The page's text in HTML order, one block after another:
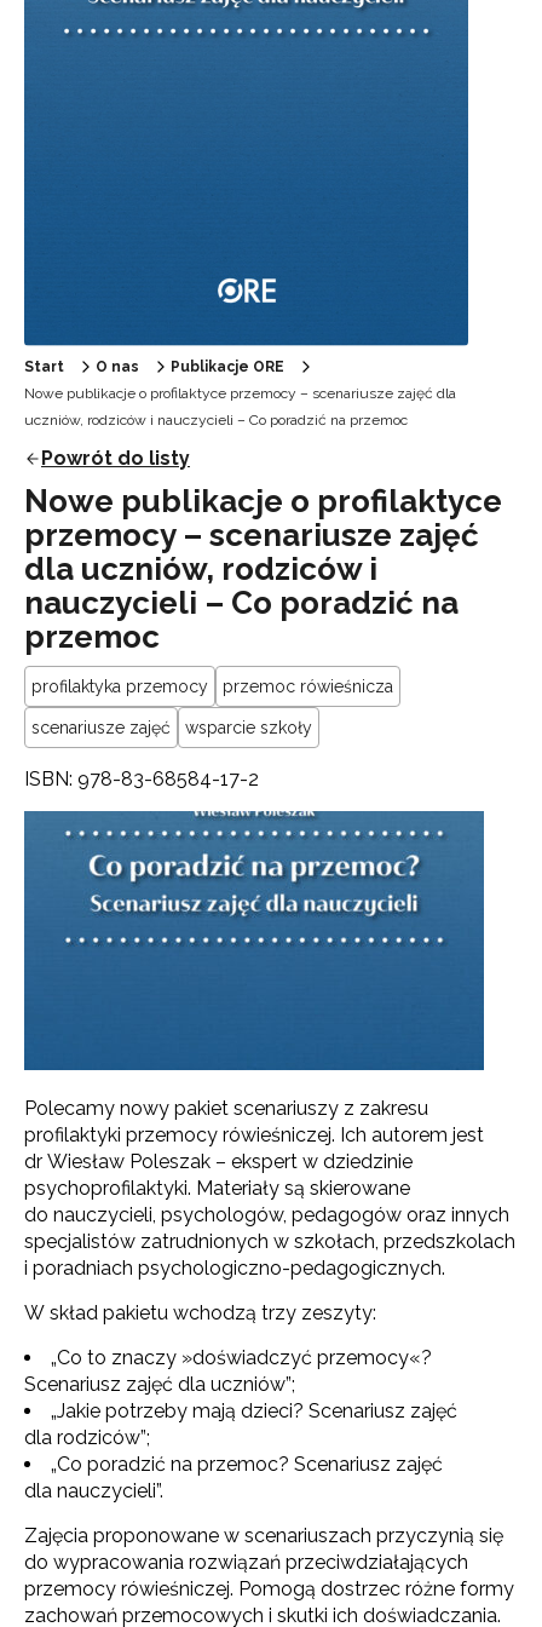
Start O nas
Publikacje ORE
Nowe publikacje o profilaktyce przemocy – scenariusze zajęć dla
uczniów, rodziców i nauczycieli – Co poradzić na przemoc
Powrót do listy
Nowe publikacje o profilaktyce
przemocy – scenariusze zajęć
dla uczniów, rodziców i
nauczycieli – Co poradzić na
przemoc
profilaktyka przemocy przemoc rówieśnicza
scenariusze zajęć wsparcie szkoły
ISBN: 978-83-68584-17-2
Polecamy nowy pakiet scenariuszy z zakresu
profilaktyki przemocy rówieśniczej. Ich autorem jest
dr Wiesław Poleszak – ekspert w dziedzinie
psychoprofilaktyki. Materiały są skierowane
do nauczycieli, psychologów, pedagogów oraz innych
specjalistów zatrudnionych w szkołach, przedszkolach
i poradniach psychologiczno-pedagogicznych.
W skład pakietu wchodzą trzy zeszyty:
„Co to znaczy »doświadczyć przemocy«?
Scenariusz zajęć dla uczniów”;
„Jakie potrzeby mają dzieci? Scenariusz zajęć
dla rodziców”;
„Co poradzić na przemoc? Scenariusz zajęć
dla nauczycieli”.
Zajęcia proponowane w scenariuszach przyczynią się
do wypracowania rozwiązań przeciwdziałających
przemocy rówieśniczej. Pomogą dostrzec różne formy
zachowań przemocowych i skutki ich doświadczania.